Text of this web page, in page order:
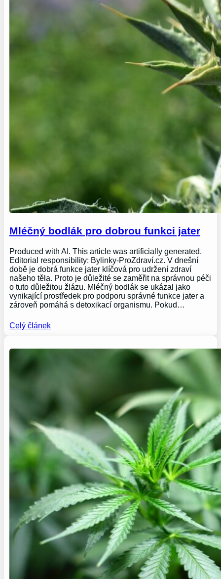
Mléčný bodlák pro dobrou funkci jater
Produced with AI. This article was artificially generated.
Editorial responsibility: Bylinky-ProZdraví.cz. V dnešní
době je dobrá funkce jater klíčová pro udržení zdraví
našeho těla. Proto je důležité se zaměřit na správnou péči
o tuto důležitou žlázu. Mléčný bodlák se ukázal jako
vynikající prostředek pro podporu správné funkce jater a
zároveň pomáhá s detoxikací organismu. Pokud…
Celý článek